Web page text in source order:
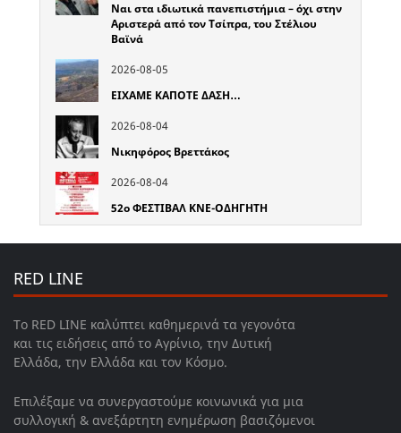
Ναι στα ιδιωτικά πανεπιστήμια – όχι στην
Αριστερά από τον Τσίπρα, του Στέλιου
Βαϊνά
2026-08-05
ΕΙΧΑΜΕ ΚΑΠΟΤΕ ΔΑΣΗ…
2026-08-04
Νικηφόρος Βρεττάκος
2026-08-04
52o ΦΕΣΤΙΒΑΛ ΚΝΕ-ΟΔΗΓΗΤΗ
RED LINE
Το RED LINE καλύπτει καθημερινά τα γεγονότα
και τις ειδήσεις από το Αγρίνιο, την Δυτική
Ελλάδα, την Ελλάδα και τον Κόσμο.
Επιλέξαμε να συνεργαστούμε κοινωνικά για μια
συλλογική & ανεξάρτητη ενημέρωση βασιζόμενοι